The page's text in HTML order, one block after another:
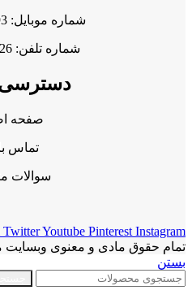
شماره موبایل: 09913656693
شماره تلفن: 03434117126
صفحه
تماس
سوالات
TwitterYoutube Pinterest Instagram
تمام حقوق مادی و معنوی وبسایت
بستن